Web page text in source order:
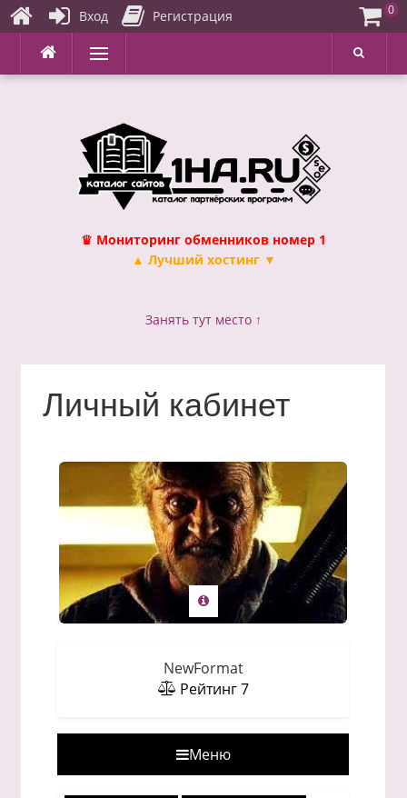
Перейти
содержимому
Меню
♛ Мониторинг обменников номер 1
▲ Лучший хостинг ▼
Занять тут место ↑
Личный кабинет
NewFormat
Рейтинг7
Меню
Вход Регистрация 0